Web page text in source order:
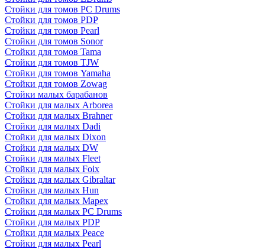
Стойки для томов PC Drums
Стойки для томов PDP
Стойки для томов Pearl
Стойки для томов Sonor
Стойки для томов Tama
Стойки для томов TJW
Стойки для томов Yamaha
Стойки для томов Zowag
Стойки малых барабанов
Стойки для малых Arborea
Стойки для малых Brahner
Стойки для малых Dadi
Стойки для малых Dixon
Стойки для малых DW
Стойки для малых Fleet
Стойки для малых Foix
Стойки для малых Gibraltar
Стойки для малых Hun
Стойки для малых Mapex
Стойки для малых PC Drums
Стойки для малых PDP
Стойки для малых Peace
Стойки для малых Pearl